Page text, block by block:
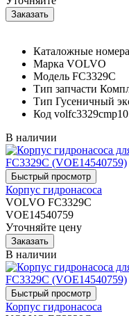
Каталожные номера
Марка VOLVO
Модель FC3329C
Тип запчасти
Тип Гусеничный
Код volfc3329cmp10
В наличии
Корпус гидронасоса
VOLVO FC3329C
VOE14540759
Уточняйте цену
В наличии
Корпус гидронасоса